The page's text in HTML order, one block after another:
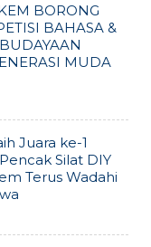
BORONG
BAHASA &
MUDA
Juara ke-1
Silat DIY
Terus Wadahi